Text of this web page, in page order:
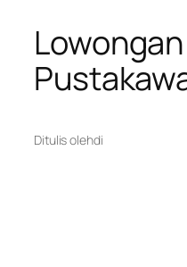
Ditulis olehdi